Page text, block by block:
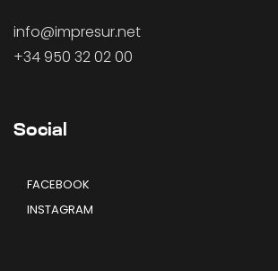
info@impresur.net
+34 950 32 02 00
Social
FACEBOOK
INSTAGRAM